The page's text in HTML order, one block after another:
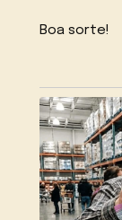
Boa sorte!